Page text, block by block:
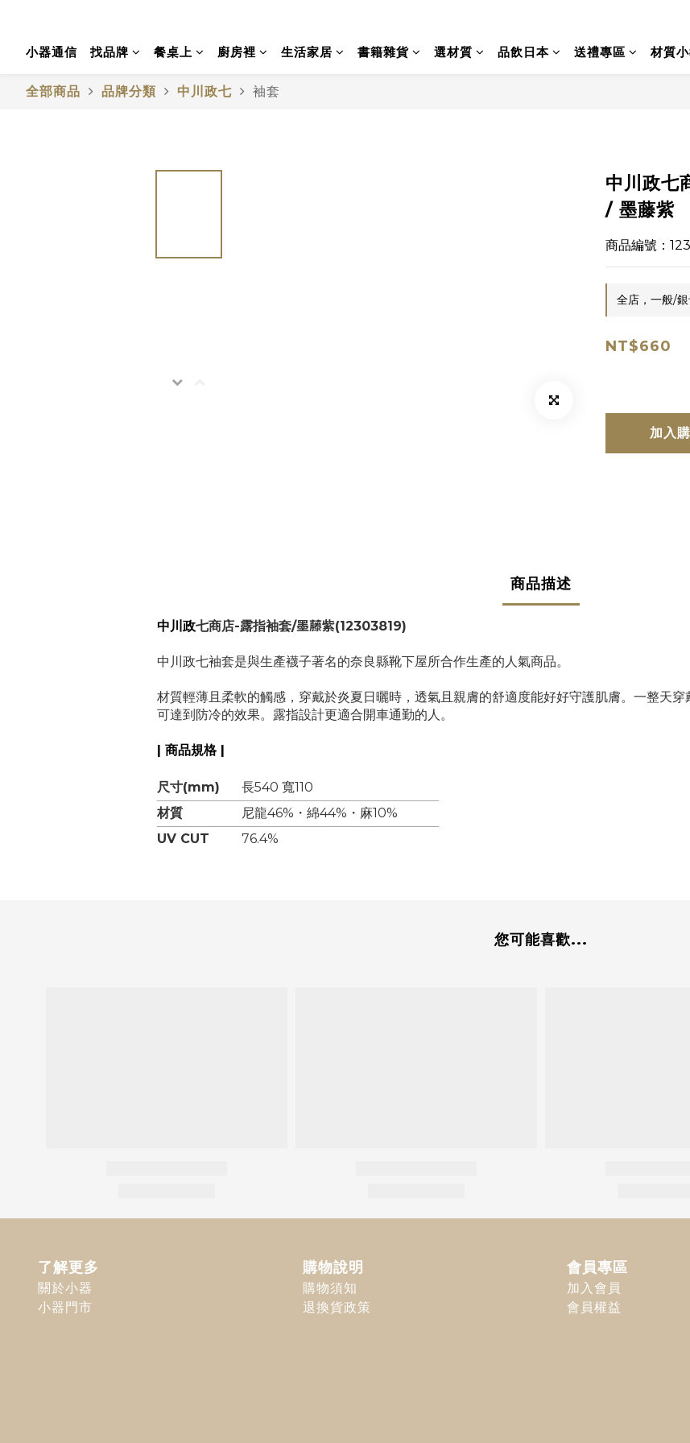
小器通信 找品牌 餐桌上 廚房裡 生活家居 書籍雜貨 選材質 品飲日本 送禮專區 材質
全部商品 品牌分類 中川政七 袖套
中川政七
/ 墨藤紫
商品編號：
全店，一般/
NT$660
加入
商品描述
中川政七商店-露指袖套/墨藤紫(12303819)
中川政七袖套是與生產襪子著名的奈良縣靴下屋所合作生產的人氣商品。
材質輕薄且柔軟的觸感，穿戴於炎夏日曬時，透氣且親膚的舒適度能好好守護肌膚。一整天
可達到防冷的效果。露指設計更適合開車通勤的人。
| 商品規格 |
尺寸(mm)
長540 寬110
材質
尼龍46%・綿44%・麻10%
UV CUT
76.4%
您可能喜歡...
了解更多
關於小器
小器門市
購物說明
購物須知
退換貨政策
會員專區
加入會員
會員權益